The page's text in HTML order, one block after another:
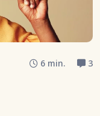
6 min. 3